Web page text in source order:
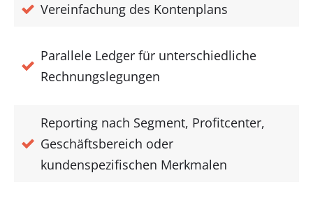
Vereinfachung des Kontenplans
Parallele Ledger für unterschiedliche
Rechnungslegungen
Reporting nach Segment, Profitcenter,
Geschäftsbereich oder
kundenspezifischen Merkmalen